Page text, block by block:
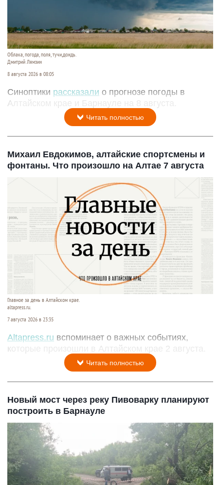
Облака, погода, поля, тучи,дождь.
Дмитрий Лямзин
8 августа 2026 в 08:05
Синоптики рассказали о прогнозе погоды в
Алтайском крае и Барнауле на 8 августа.
Читать полностью
Михаил Евдокимов, алтайские спортсмены и
фонтаны. Что произошло на Алтае 7 августа
Главное за день в Алтайском крае.
altapress.ru.
7 августа 2026 в 23:35
Altapress.ru вспоминает о важных событиях,
которые произошли в Алтайском крае 2 августа.
Читать полностью
Новый мост через реку Пивоварку планируют
построить в Барнауле